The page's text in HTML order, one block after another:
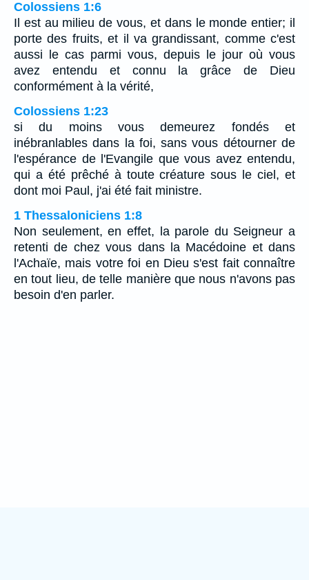
Colossiens 1:6
Il est au milieu de vous, et dans le monde entier; il
porte des fruits, et il va grandissant, comme c'est
aussi le cas parmi vous, depuis le jour où vous
avez entendu et connu la grâce de Dieu
conformément à la vérité,
Colossiens 1:23
si du moins vous demeurez fondés et
inébranlables dans la foi, sans vous détourner de
l'espérance de l'Evangile que vous avez entendu,
qui a été prêché à toute créature sous le ciel, et
dont moi Paul, j'ai été fait ministre.
1 Thessaloniciens 1:8
Non seulement, en effet, la parole du Seigneur a
retenti de chez vous dans la Macédoine et dans
l'Achaïe, mais votre foi en Dieu s'est fait connaître
en tout lieu, de telle manière que nous n'avons pas
besoin d'en parler.